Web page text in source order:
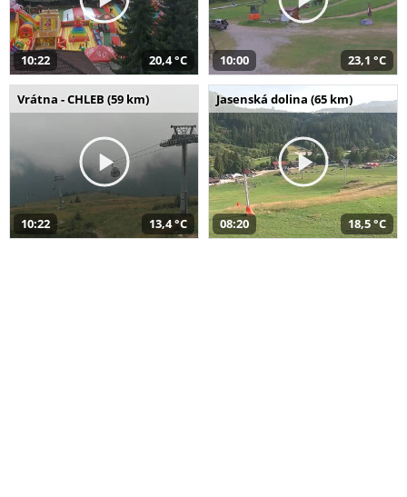
10:22 20,4 °C 10:00 23,1 °C
Vrátna - CHLEB (59 km)
10:22 13,4 °C
Jasenská dolina (65 km)
08:20 18,5 °C